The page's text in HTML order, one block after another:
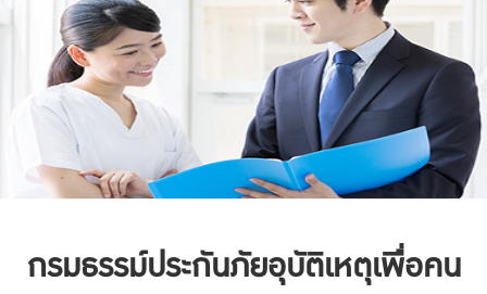
กรมธรรม์ประกันภัยอุบัติเหตุเพื่อคน